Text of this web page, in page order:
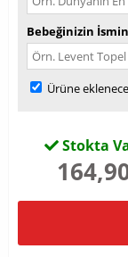
Bebeğinizin
Ürüne
Stokta